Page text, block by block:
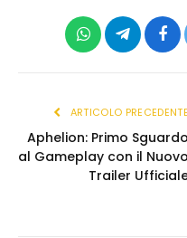
WhatsAppTelegram
ARTICOLO PRECEDENTE
Aphelion: Primo Sguardo
al Gameplay con il Nuovo
Trailer